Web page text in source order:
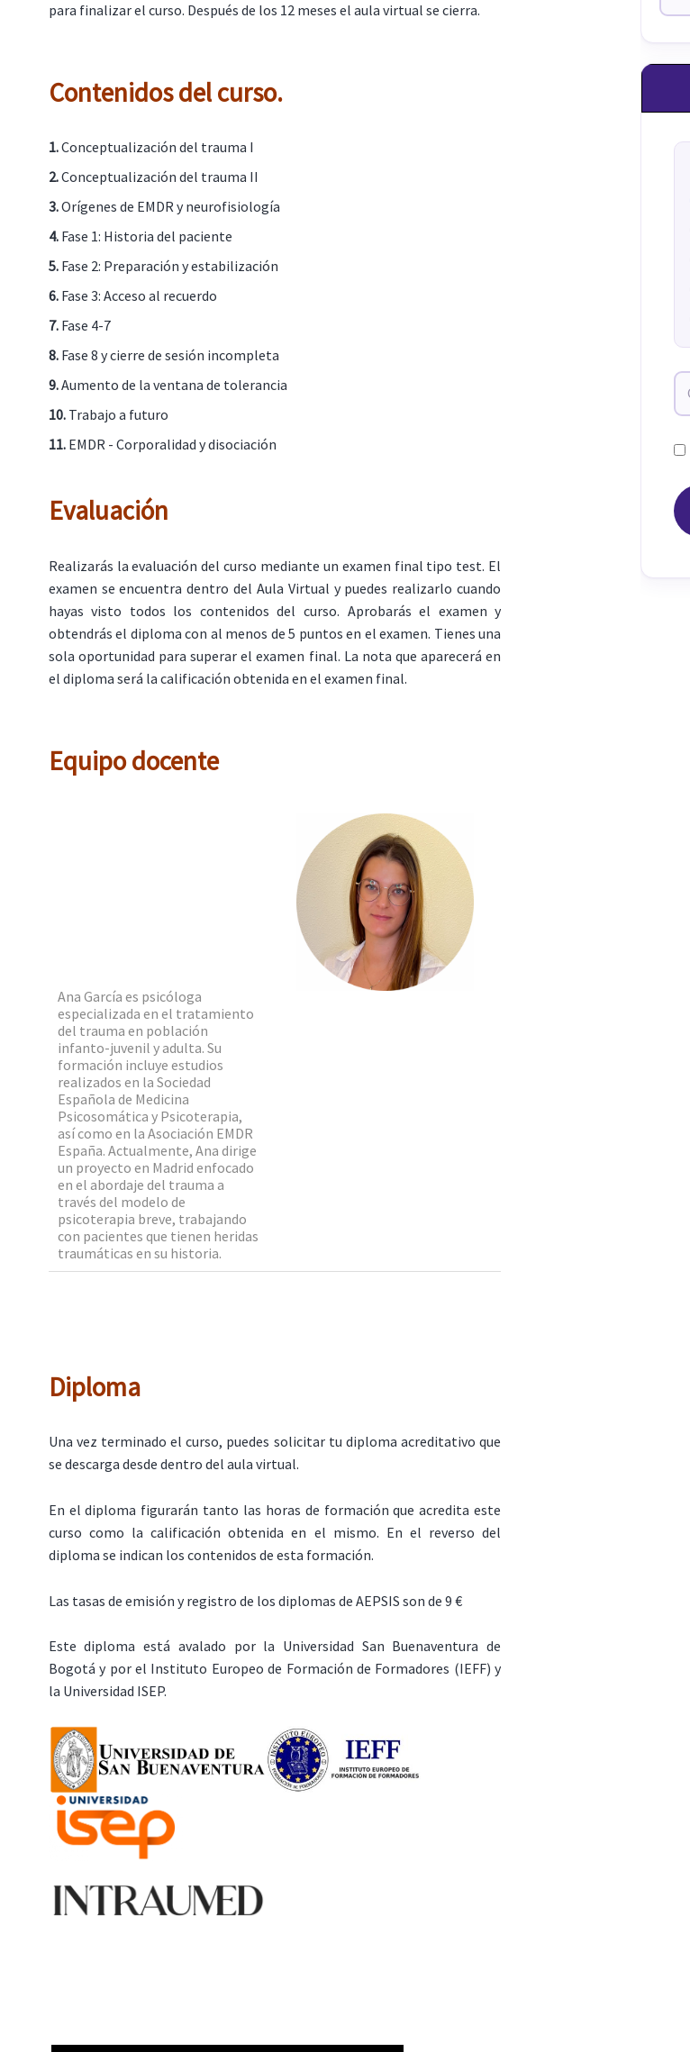
para finalizar el curso. Después de los 12 meses el aula virtual se cierra.
Contenidos del curso.
1.Conceptualización del trauma I
2.Conceptualización del trauma II
3.Orígenes de EMDR y neurofisiología
4. Fase 1: Historia del paciente
5. Fase 2: Preparación y estabilización
6. Fase 3: Acceso al recuerdo
7. Fase 4-7
8. Fase 8 y cierre de sesión incompleta
9.Aumento de la ventana de tolerancia
10. Trabajo a futuro
11. EMDR - Corporalidad y disociación
Evaluación
Realizarás la evaluación del curso mediante un examen final tipo test. El
examen se encuentra dentro del Aula Virtual y puedes realizarlo cuando
hayas visto todos los contenidos del curso. Aprobarás el examen y
obtendrás el diploma con al menos de 5 puntos en el examen. Tienes una
sola oportunidad para superar el examen final. La nota que aparecerá en
el diploma será la calificación obtenida en el examen final.
Equipo docente
Ana García es psicóloga
especializada en el tratamiento
del trauma en población
infanto-juvenil y adulta. Su
formación incluye estudios
realizados en la Sociedad
Española de Medicina
Psicosomática y Psicoterapia,
así como en la Asociación EMDR
España. Actualmente, Ana dirige
un proyecto en Madrid enfocado
en el abordaje del trauma a
través del modelo de
psicoterapia breve, trabajando
con pacientes que tienen heridas
traumáticas en su historia.
Diploma
Una vez terminado el curso, puedes solicitar tu diploma acreditativo que
se descarga desde dentro del aula virtual.
En el diploma figurarán tanto las horas de formación que acredita este
curso como la calificación obtenida en el mismo. En el reverso del
diploma se indican los contenidos de esta formación.
Las tasas de emisión y registro de los diplomas de AEPSIS son de 9 €
Este diploma está avalado por la Universidad San Buenaventura de
Bogotá y por el Instituto Europeo de Formación de Formadores (IEFF) y
la Universidad ISEP.